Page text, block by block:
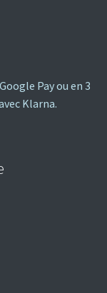
Pay ou en 3
Klarna.